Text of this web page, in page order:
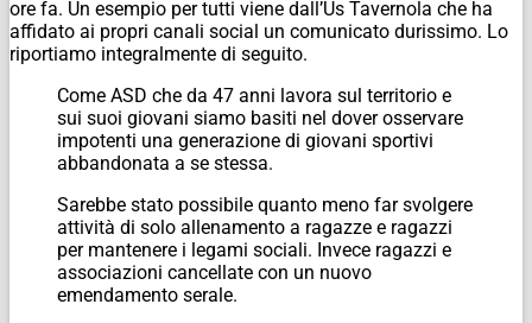
ore fa. Un esempio per tutti viene dall’Us Tavernola che ha
affidato ai propri canali social un comunicato durissimo. Lo
riportiamo integralmente di seguito.
Come ASD che da 47 anni lavora sul territorio e
sui suoi giovani siamo basiti nel dover osservare
impotenti una generazione di giovani sportivi
abbandonata a se stessa.
Sarebbe stato possibile quanto meno far svolgere
attività di solo allenamento a ragazze e ragazzi
per mantenere i legami sociali. Invece ragazzi e
associazioni cancellate con un nuovo
emendamento serale.